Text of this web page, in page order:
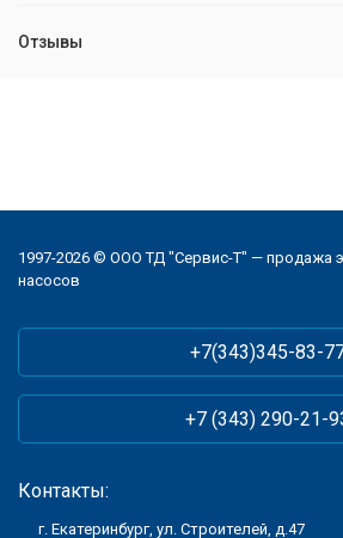
Отзывы
1997-2026 © ООО ТД "Сервис-Т" — продажа
насосов
+7(343)345-83-
+7 (343) 290-21-
Контакты:
г. Екатеринбург, ул. Строителей, д.47